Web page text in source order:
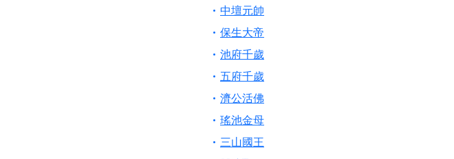
中壇元帥
保生大帝
池府千歲
五府千歲
濟公活佛
瑤池金母
三山國王